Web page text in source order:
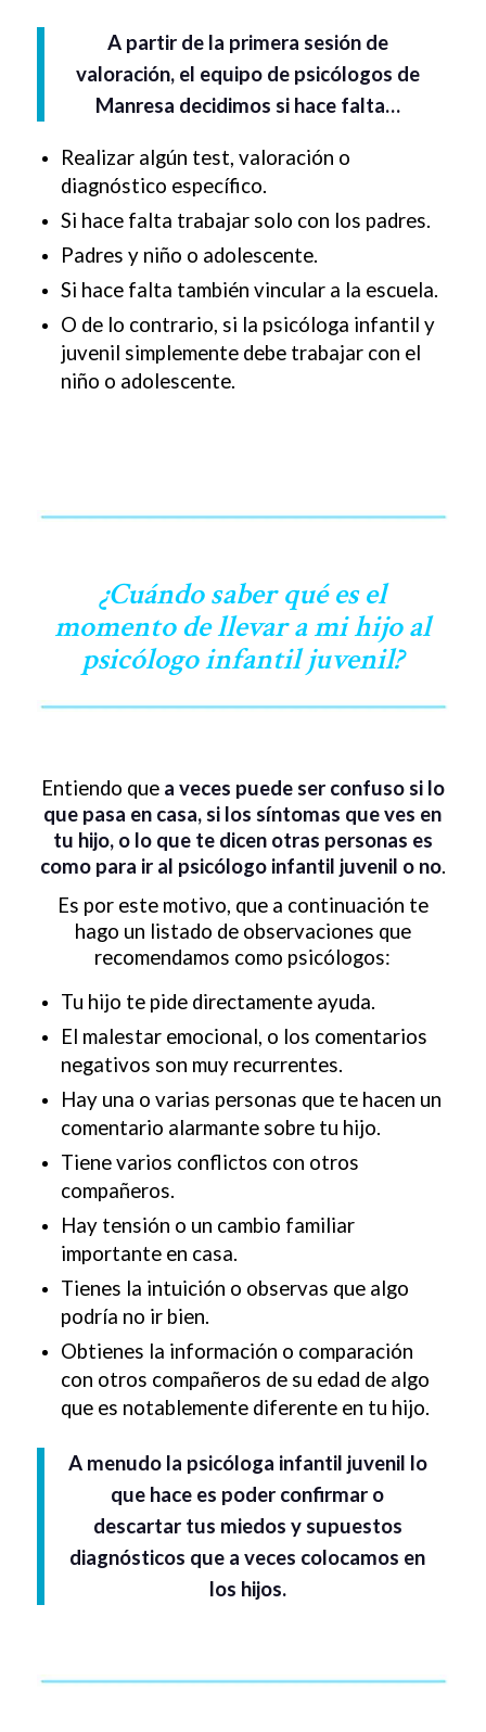
A partir de la primera sesión de
valoración, el equipo de psicólogos de
Manresa decidimos si hace falta…
Realizar algún test, valoración o
diagnóstico específico.
Si hace falta trabajar solo con los padres.
Padres y niño o adolescente.
Si hace falta también vincular a la escuela.
O de lo contrario, si la psicóloga infantil y
juvenil simplemente debe trabajar con el
niño o adolescente.
¿Cuándo saber qué es el
momento de llevar a mi hijo al
psicólogo infantil juvenil?
Entiendo que a veces puede ser confuso si lo
que pasa en casa, si los síntomas que ves en
tu hijo, o lo que te dicen otras personas es
como para ir al psicólogo infantil juvenil o no.
Es por este motivo, que a continuación te
hago un listado de observaciones que
recomendamos como psicólogos:
Tu hijo te pide directamente ayuda.
El malestar emocional, o los comentarios
negativos son muy recurrentes.
Hay una o varias personas que te hacen un
comentario alarmante sobre tu hijo.
Tiene varios conflictos con otros
compañeros.
Hay tensión o un cambio familiar
importante en casa.
Tienes la intuición o observas que algo
podría no ir bien.
Obtienes la información o comparación
con otros compañeros de su edad de algo
que es notablemente diferente en tu hijo.
A menudo la psicóloga infantil juvenil lo
que hace es poder confirmar o
descartar tus miedos y supuestos
diagnósticos que a veces colocamos en
los hijos.